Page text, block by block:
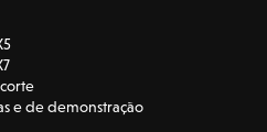
e de demonstração